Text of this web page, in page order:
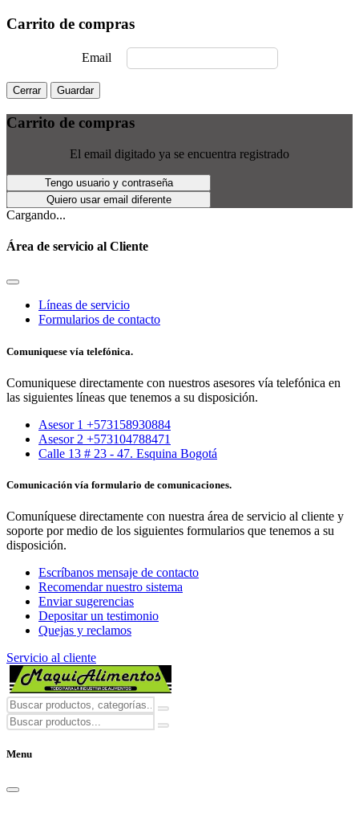
Carrito de compras
Email
Cerrar Guardar
Carrito de compras
El email digitado ya se encuentra registrado
Tengo usuario y contraseña
Quiero usar email diferente
Cargando...
Área de servicio al Cliente
Líneas de servicio
Formularios de contacto
Comuniquese vía telefónica.
Comuniquese directamente con nuestros asesores vía telefónica en
las siguientes líneas que tenemos a su disposición.
Asesor 1 +573158930884
Asesor 2 +573104788471
Calle 13 # 23 - 47. Esquina Bogotá
Comunicación vía formulario de comunicaciones.
Comuníquese directamente con nuestra área de servicio al cliente y
soporte por medio de los siguientes formularios que tenemos a su
disposición.
Escríbanos mensaje de contacto
Recomendar nuestro sistema
Enviar sugerencias
Depositar un testimonio
Quejas y reclamos
Servicio al cliente
Menu